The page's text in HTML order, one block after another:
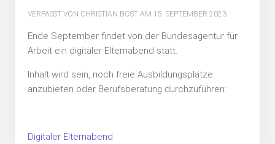
VERFASST VON CHRISTIAN BOST AM 15. SEPTEMBER 2023.
Ende September findet von der Bundesagentur für
Arbeit ein digitaler Elternabend statt.
Inhalt wird sein, noch freie Ausbildungsplätze
anzubieten oder Berufsberatung durchzuführen:
Digitaler Elternabend